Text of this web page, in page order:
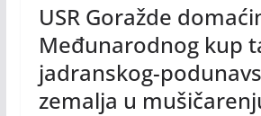
USR Goražde
Međunarodnog kup
jadranskog-
zemalja u